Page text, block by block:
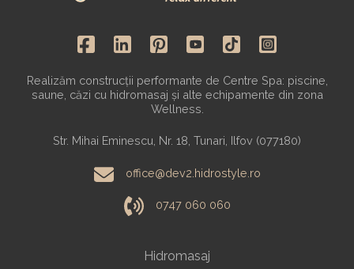
Hidromasaj
Realizăm construcții performante de Centre Spa: piscine,
saune, căzi cu hidromasaj și alte echipamente din zona
Wellness.
Str. Mihai Eminescu, Nr. 18, Tunari, Ilfov (077180)
office@dev2.hidrostyle.ro
0747 060 060